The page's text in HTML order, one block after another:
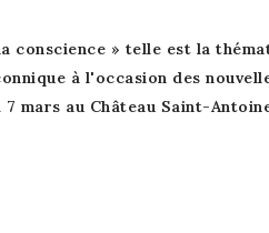
conscience » telle est la
à l'occasion des
mars au Château Saint-